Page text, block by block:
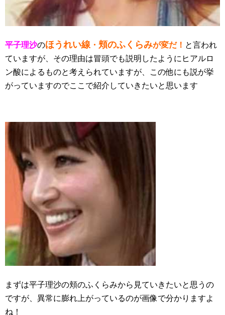
平子理沙のほうれい線 ・ 頬のふくらみが変だ！ と言われ
ていますが、その理由は冒頭でも説明したようにヒアルロ
ン酸によるものと考えられていますが、この他にも説が挙
がっていますのでここで紹介していきたいと思います
まずは平子理沙の頬のふくらみから見ていきたいと思うの
ですが、異常に膨れ上がっているのが画像で分かりますよ
ね！